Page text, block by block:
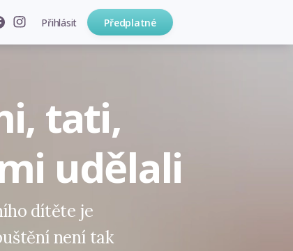
Přihlásit Předplatné
tati,
udělali
dítěte je
není tak